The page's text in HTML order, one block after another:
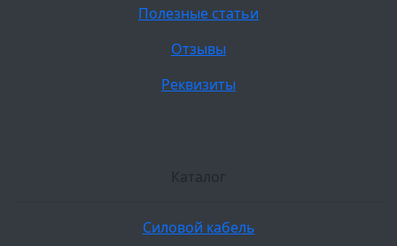
Полезные статьи
Отзывы
Реквизиты
Каталог
Силовой кабель